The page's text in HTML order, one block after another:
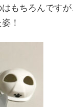
もちろんです
！